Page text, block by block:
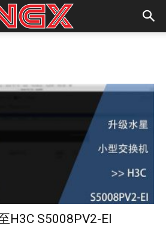
H3C S5008PV2-EI